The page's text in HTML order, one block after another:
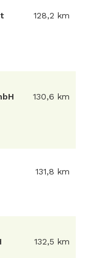
128,2 km
130,6 km
131,8 km
132,5 km